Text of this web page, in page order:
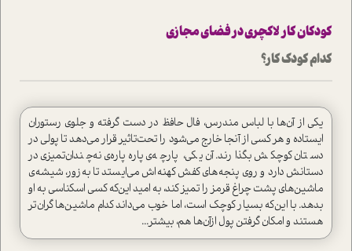
کودکان کار لاکچری در فضای مجازی
کدام کودک کار؟
یکی از آن‌ها با لباس مندرس، فال حافظ در دست گرفته و جلوی رستوران
ایستاده و هر کسی از آنجا خارج می‌شود را تحت‌تاثیر قرار می‌دهد تا پولی در
دستان کوچکش بگذارند. آن یکی، پارچه‌ی پاره‌پاره‌ی نه‌چندان‌تمیزی در
دستانش دارد و روی پنجه‌های کفش کهنه‌اش می‌ایستد تا به‌زور، شیشه‌ی
ماشین‌های پشت چراغ قرمز را تمیز کند، به امید این‌که کسی اسکناسی به او
بدهد. با این‌که بسیار کوچک ا‌ست، اما خوب می‌داند کدام ماشین‌ها گران‌تر
هستند و امکان گرفتن پول ازآن‌ها هم، بیشتر...